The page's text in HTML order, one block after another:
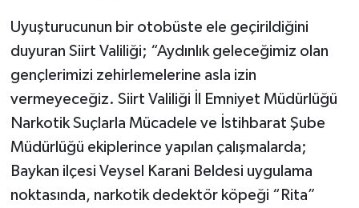
Uyuşturucunun bir otobüste ele geçirildiğini
duyuran Siirt Valiliği; “Aydınlık geleceğimiz olan
gençlerimizi zehirlemelerine asla izin
vermeyeceğiz. Siirt Valiliği İl Emniyet Müdürlüğü
Narkotik Suçlarla Mücadele ve İstihbarat Şube
Müdürlüğü ekiplerince yapılan çalışmalarda;
Baykan ilçesi Veysel Karani Beldesi uygulama
noktasında, narkotik dedektör köpeği “Rita”